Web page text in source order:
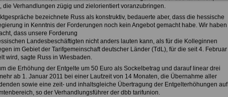
die Verhandlungen zügig und zielorientiert voranzubringen.
bezeichnete Russ als konstruktiv, bedauerte aber, dass die hessische
in Kenntnis der Forderungen noch kein Angebot gemacht habe. Wir haben
dass unsere Forderung
Landesbeschäftigten nicht anders lauten kann, als für die Kolleginnen
im Gebiet der Tarifgemeinschaft deutscher Länder (TdL), für die seit 4. Februar
wird, sagte Russ in Wiesbaden.
die Erhöhung der Entgelte um 50 Euro als Sockelbetrag und darauf linear drei
ab 1. Januar 2011 bei einer Laufzeit von 14 Monaten, die Übernahme aller
sowie eine zeit- und inhaltsgleiche Übertragung der Entgelterhöhungen auf
so der Verhandlungsführer der dbb tarifunion.